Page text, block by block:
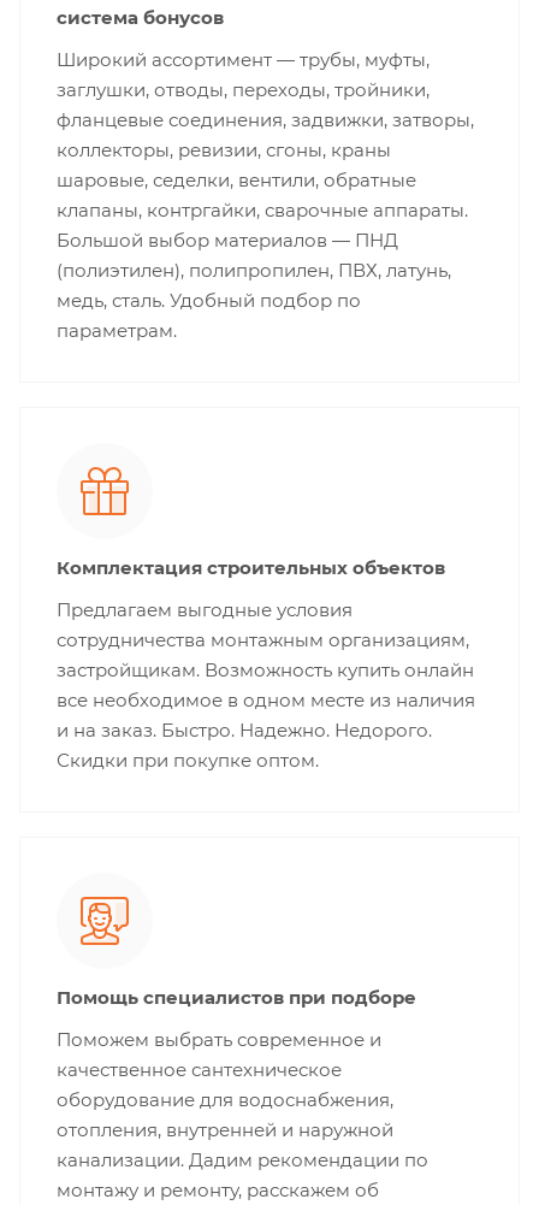
система бонусов
Широкий ассортимент — трубы, муфты,
заглушки, отводы, переходы, тройники,
фланцевые соединения, задвижки, затворы,
коллекторы, ревизии, сгоны, краны
шаровые, седелки, вентили, обратные
клапаны, контргайки, сварочные аппараты.
Большой выбор материалов — ПНД
(полиэтилен), полипропилен, ПВХ, латунь,
медь, сталь. Удобный подбор по
параметрам.
Комплектация строительных объектов
Предлагаем выгодные условия
сотрудничества монтажным организациям,
застройщикам. Возможность купить онлайн
все необходимое в одном месте из наличия
и на заказ. Быстро. Надежно. Недорого.
Скидки при покупке оптом.
Помощь специалистов при подборе
Поможем выбрать современное и
качественное сантехническое
оборудование для водоснабжения,
отопления, внутренней и наружной
канализации. Дадим рекомендации по
монтажу и ремонту, расскажем об